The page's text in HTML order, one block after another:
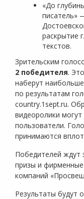
«До
писатель»
раскрытие
текстов.
Зрительским
2 победителя.
наберут
по результатам
country.1sept.ru.
видеоролики
пользователи.
принимаются
Победителей ждут
призы и
компаний
Результаты будут